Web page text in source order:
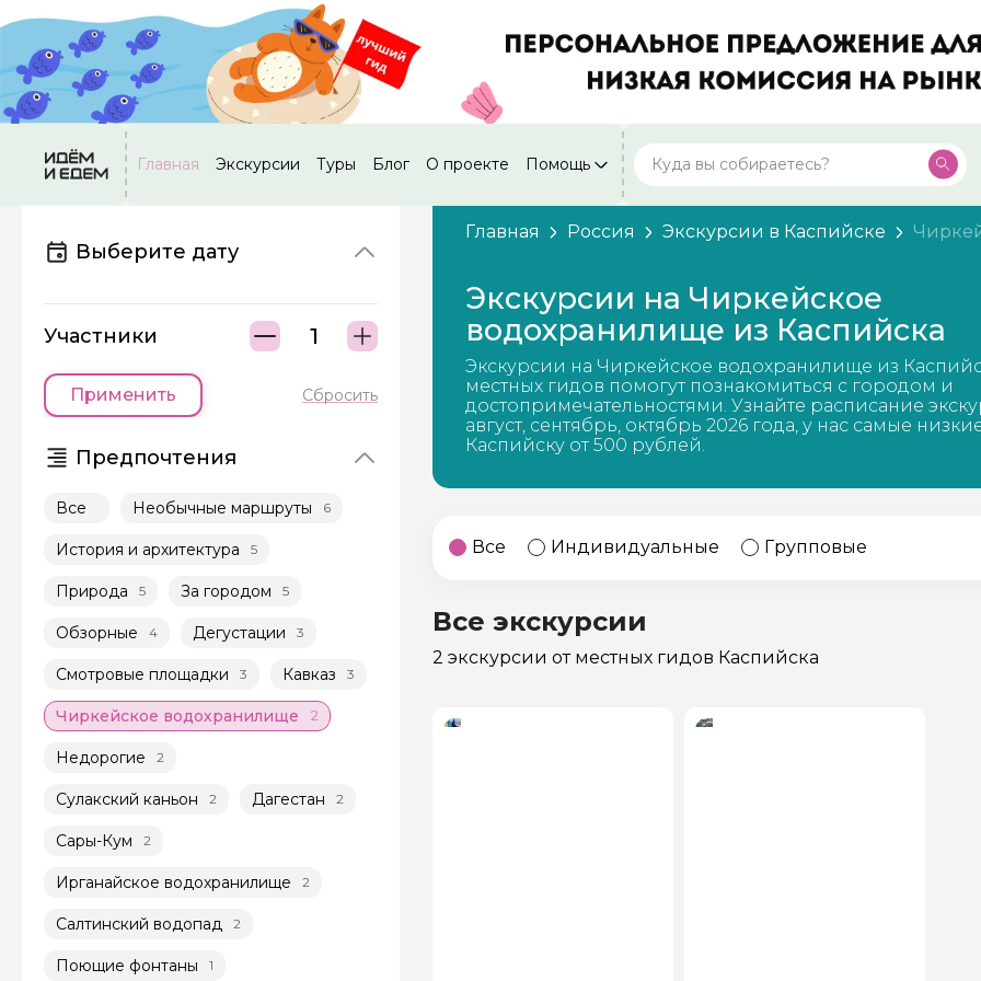
Главная Экскурсии Туры Блог О проекте Помощь
Москва
Россия
Нижний Новгород
Россия
49 экскурсий
Калининград
Россия
28 экскурсий
Кисловодск
Россия
20 экскурсий
Дербент 17 экскурсий
Посмотреть все города
Выберите дату
Участники
Применить Сбросить
Предпочтения
Все Необычные маршруты 6
История и архитектура 5
Природа 5 За городом 5
Обзорные 4 Дегустации 3
Смотровые площадки 3 Кавказ 3
Чиркейское водохранилище 2
Недорогие 2
Сулакский каньон 2 Дагестан 2
Сары-Кум 2
Ирганайское водохранилище 2
Салтинский водопад 2
Поющие фонтаны 1
Главная Россия Экскурсии в Каспийске
Экскурсии на Чиркейское
водохранилище из Каспийска
Экскурсии на Чиркейское водохранилище из
местных гидов помогут познакомиться с городом и
достопримечательностями. Узнайте расписание
август, сентябрь, октябрь 2026 года, у нас самые
Каспийску от 500 рублей.
Все Индивидуальные Групповые
Все экскурсии
2 экскурсии от местных гидов Каспийска